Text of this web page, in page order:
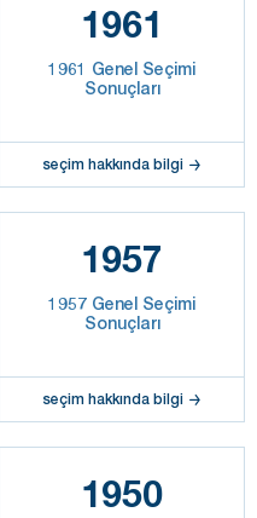
1961
1961 Genel Seçimi
Sonuçları
seçim hakkında bilgi
1957
1957 Genel Seçimi
Sonuçları
seçim hakkında bilgi
1950